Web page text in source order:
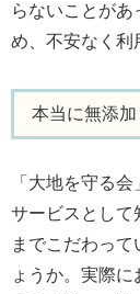
らないことが
め、不安なく利
本当に無添
「大地を守る
サービスとして
までこだわっ
ょうか。実際